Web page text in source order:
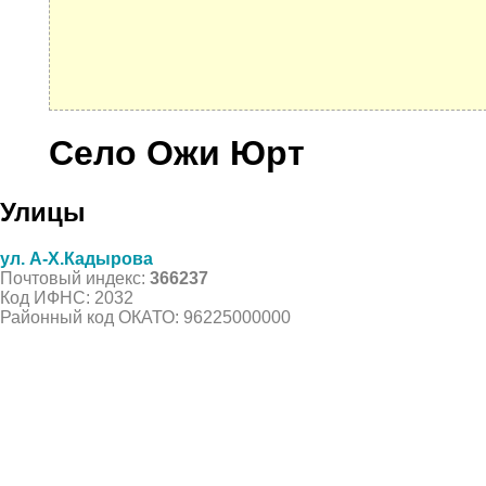
Село Ожи Юрт
Улицы
ул. А-Х.Кадырова
Почтовый индекс: 366237
Код ИФНС: 2032
Районный код ОКАТО: 96225000000